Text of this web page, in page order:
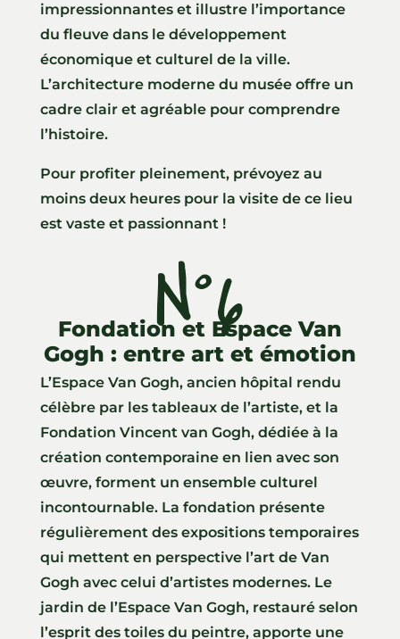
impressionnantes et illustre l’importance
du fleuve dans le développement
économique et culturel de la ville.
L’architecture moderne du musée offre un
cadre clair et agréable pour comprendre
l’histoire.
Pour profiter pleinement, prévoyez au
moins deux heures pour la visite de ce lieu
est vaste et passionnant !
N°6
Fondation et Espace Van
Gogh : entre art et émotion
L’Espace Van Gogh, ancien hôpital rendu
célèbre par les tableaux de l’artiste, et la
Fondation Vincent van Gogh, dédiée à la
création contemporaine en lien avec son
œuvre, forment un ensemble culturel
incontournable. La fondation présente
régulièrement des expositions temporaires
qui mettent en perspective l’art de Van
Gogh avec celui d’artistes modernes. Le
jardin de l’Espace Van Gogh, restauré selon
l’esprit des toiles du peintre, apporte une